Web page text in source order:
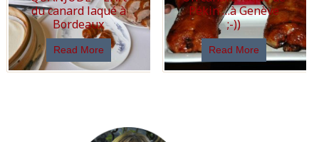
du canard laqué à
Bordeaux
Read More
Pékin …à Genève
;-))
Read More